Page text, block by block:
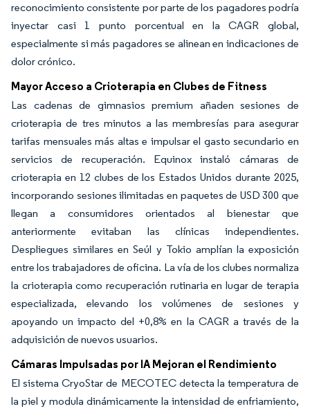
reconocimiento consistente por parte de los pagadores podría
inyectar casi 1 punto porcentual en la CAGR global,
especialmente si más pagadores se alinean en indicaciones de
dolor crónico.
Mayor Acceso a Crioterapia en Clubes de Fitness
Las cadenas de gimnasios premium añaden sesiones de
crioterapia de tres minutos a las membresías para asegurar
tarifas mensuales más altas e impulsar el gasto secundario en
servicios de recuperación. Equinox instaló cámaras de
crioterapia en 12 clubes de los Estados Unidos durante 2025,
incorporando sesiones ilimitadas en paquetes de USD 300 que
llegan a consumidores orientados al bienestar que
anteriormente evitaban las clínicas independientes.
Despliegues similares en Seúl y Tokio amplían la exposición
entre los trabajadores de oficina. La vía de los clubes normaliza
la crioterapia como recuperación rutinaria en lugar de terapia
especializada, elevando los volúmenes de sesiones y
apoyando un impacto del +0,8% en la CAGR a través de la
adquisición de nuevos usuarios.
Cámaras Impulsadas por IA Mejoran el Rendimiento
El sistema CryoStar de MECOTEC detecta la temperatura de
la piel y modula dinámicamente la intensidad de enfriamiento,